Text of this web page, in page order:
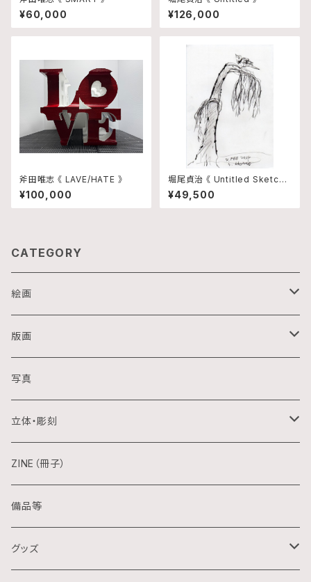
¥60,000 ¥126,000
斧田唯志 《 LAVE/HATE 》
¥100,000
堀尾貞治 《 Untitled Sketch
3 》
¥49,500
CATEGORY
絵画
油画
アクリル画
日本画
水彩画
クレパス画
水墨画
版画
銅版画
木版画
シルクスクリーン
リトグラフ
デジタル
写真
立体・彫刻
陶芸
金属
石
ZINE（冊子）
備品等
グッズ